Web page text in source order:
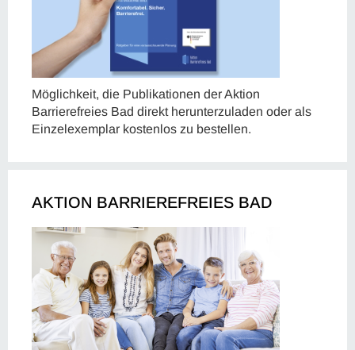
Möglichkeit, die Publikationen der Aktion
Barrierefreies Bad direkt herunterzuladen oder als
Einzelexemplar kostenlos zu bestellen.
AKTION BARRIEREFREIES BAD